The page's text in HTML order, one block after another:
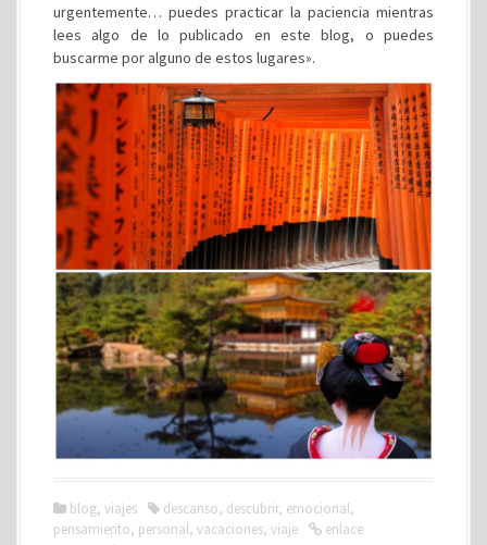
urgentemente… puedes practicar la paciencia mientras
lees algo de lo publicado en este blog, o puedes
buscarme por alguno de estos lugares».
blog, viajes descanso, descubrir, emocional,
pensamiento, personal, vacaciones, viaje
enlace